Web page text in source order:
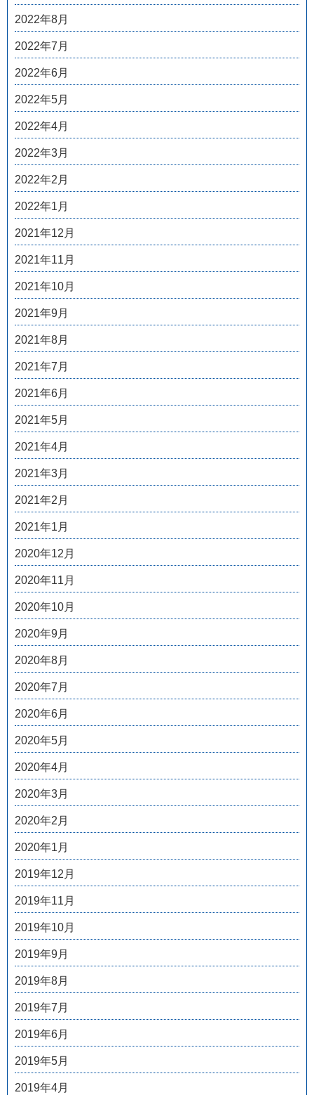
2022年8月
2022年7月
2022年6月
2022年5月
2022年4月
2022年3月
2022年2月
2022年1月
2021年12月
2021年11月
2021年10月
2021年9月
2021年8月
2021年7月
2021年6月
2021年5月
2021年4月
2021年3月
2021年2月
2021年1月
2020年12月
2020年11月
2020年10月
2020年9月
2020年8月
2020年7月
2020年6月
2020年5月
2020年4月
2020年3月
2020年2月
2020年1月
2019年12月
2019年11月
2019年10月
2019年9月
2019年8月
2019年7月
2019年6月
2019年5月
2019年4月